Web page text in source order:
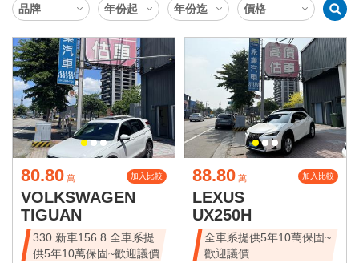
80.80 萬 加入比較
VOLKSWAGEN
TIGUAN
330 新車156.8 全車系提
供5年10萬保固~歡迎議價
88.80 萬 加入比較
LEXUS
UX250H
全車系提供5年10萬保固~
歡迎議價